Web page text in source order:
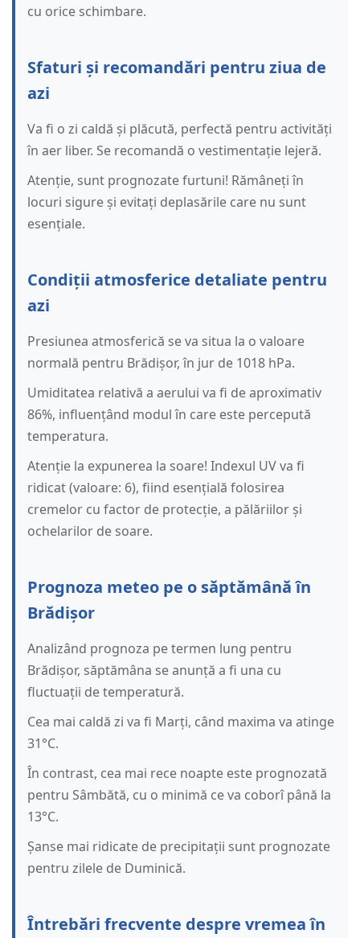
cu orice schimbare.
Sfaturi și recomandări pentru ziua de
azi
Va fi o zi caldă și plăcută, perfectă pentru activități
în aer liber. Se recomandă o vestimentație lejeră.
Atenție, sunt prognozate furtuni! Rămâneți în
locuri sigure și evitați deplasările care nu sunt
esențiale.
Condiții atmosferice detaliate pentru
azi
Presiunea atmosferică se va situa la o valoare
normală pentru Brădișor, în jur de 1018 hPa.
Umiditatea relativă a aerului va fi de aproximativ
86%, influențând modul în care este percepută
temperatura.
Atenție la expunerea la soare! Indexul UV va fi
ridicat (valoare: 6), fiind esențială folosirea
cremelor cu factor de protecție, a pălăriilor și
ochelarilor de soare.
Prognoza meteo pe o săptămână în
Brădișor
Analizând prognoza pe termen lung pentru
Brădișor, săptămâna se anunță a fi una cu
fluctuații de temperatură.
Cea mai caldă zi va fi Marți, când maxima va atinge
31°C.
În contrast, cea mai rece noapte este prognozată
pentru Sâmbătă, cu o minimă ce va coborî până la
13°C.
Șanse mai ridicate de precipitații sunt prognozate
pentru zilele de Duminică.
Întrebări frecvente despre vremea în